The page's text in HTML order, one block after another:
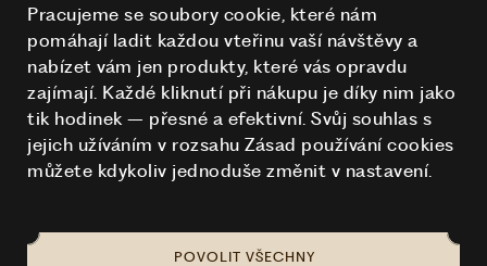
O NÁKUPU
HODINKY
Pracujeme se soubory cookie, které nám
pomáhají ladit každou vteřinu vaší návštěvy a
nabízet vám jen produkty, které vás opravdu
zajímají. Každé kliknutí při nákupu je díky nim jako
tik hodinek – přesné a efektivní. Svůj souhlas s
jejich užíváním v rozsahu Zásad používání cookies
můžete kdykoliv jednoduše změnit v nastavení.
POVOLIT VŠECHNY